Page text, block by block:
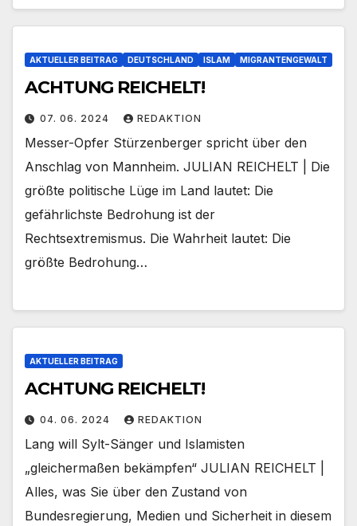
AKTUELLER BEITRAG DEUTSCHLAND ISLAM MIGRANTENGEWALT
ACHTUNG REICHELT!
07. 06. 2024 REDAKTION
Messer-Opfer Stürzenberger spricht über den
Anschlag von Mannheim. JULIAN REICHELT | Die
größte politische Lüge im Land lautet: Die
gefährlichste Bedrohung ist der
Rechtsextremismus. Die Wahrheit lautet: Die
größte Bedrohung…
AKTUELLER BEITRAG
ACHTUNG REICHELT!
04. 06. 2024 REDAKTION
Lang will Sylt-Sänger und Islamisten
„gleichermaßen bekämpfen“ JULIAN REICHELT |
Alles, was Sie über den Zustand von
Bundesregierung, Medien und Sicherheit in diesem